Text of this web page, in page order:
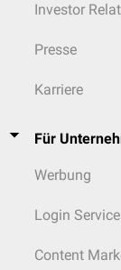
Investor
Presse
Karriere
Für
Werbung
Login
Content